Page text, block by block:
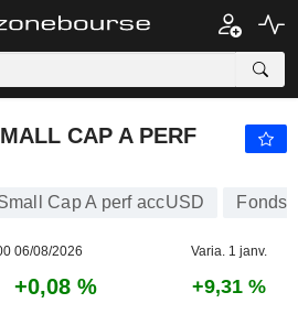
CAP A PERF
Cap A perf accUSD Fonds
06/08/2026 Varia. 1 janv.
+0,08 % +9,31 %